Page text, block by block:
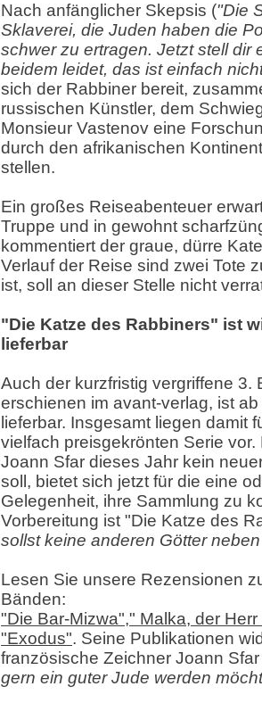
Nach anfänglicher Skepsis ("Die
Sklaverei, die Juden haben die
schwer zu ertragen. Jetzt stell dir
beidem leidet, das ist einfach
sich der Rabbiner bereit,
russischen Künstler, dem
Monsieur Vastenov eine
durch den afrikanischen
stellen.
Ein großes Reiseabenteuer
Truppe und in gewohnt
kommentiert der graue, dürre
Verlauf der Reise sind zwei Tote
ist, soll an dieser Stelle nicht
"Die Katze des Rabbiners" ist
lieferbar
Auch der kurzfristig vergriffene 3.
erschienen im avant-verlag, ist
lieferbar. Insgesamt liegen damit
vielfach preisgekrönten Serie
Joann Sfar dieses Jahr kein
soll, bietet sich jetzt für die eine
Gelegenheit, ihre Sammlung zu
Vorbereitung ist "Die Katze des
sollst keine anderen Götter
Lesen Sie unsere Rezensionen
Bänden:
"Die Bar-Mizwa"," Malka, der
"Exodus". Seine Publikationen
französische Zeichner Joann
gern ein guter Jude werden